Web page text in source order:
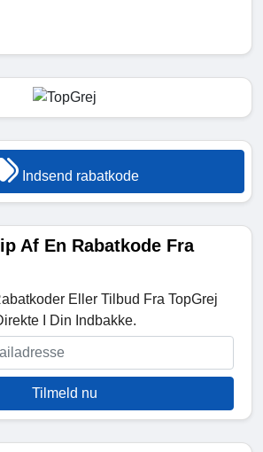
Indsend rabatkode
Af En Rabatkode Fra
Eller Tilbud Fra TopGrej
I Din Indbakke.
Tilmeld nu